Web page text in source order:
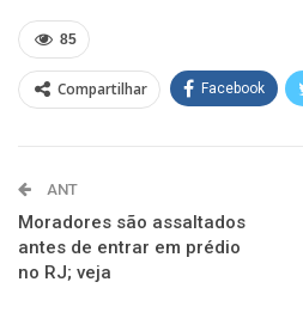
em
nova
janela)
85
Compartilhar Facebook
ANT
Moradores são assaltados
antes de entrar em prédio
no RJ; veja